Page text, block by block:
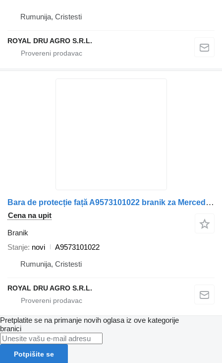
Rumunija, Cristesti
ROYAL DRU AGRO S.R.L.
Bara de protecție față A9573101022 branik za Mercedes-Benz – Cod 7960 12 PP kamiona
Cena na upit
Branik
Stanje novi
A9573101022
Rumunija, Cristesti
ROYAL DRU AGRO S.R.L.
Pretplatite se na primanje novih oglasa iz ove kategorije
branici
Potpišite se